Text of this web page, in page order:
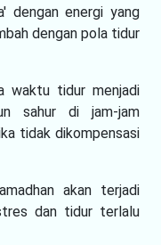
dengan energi yang
dengan pola tidur
waktu tidur menjadi
sahur di jam-jam
tidak dikompensasi
akan terjadi
dan tidur terlalu